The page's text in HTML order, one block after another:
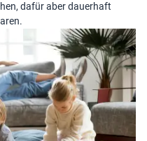
dafür aber dauerhaft
.